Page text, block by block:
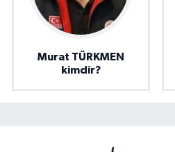
Murat TÜRKMEN
kimdir?